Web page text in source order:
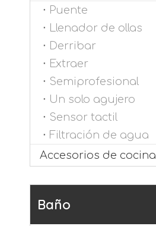
Puente
Llenador de ollas
Derribar
Extraer
Semiprofesional
Un solo agujero
Sensor tactil
Filtración de agua
Accesorios de cocina
Baño